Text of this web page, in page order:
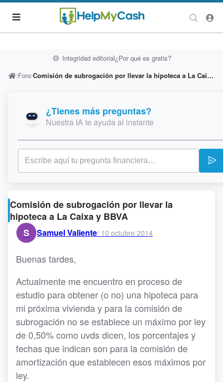
Integridad editorial¿Por qué es gratis?
Foro
Comisión de subrogación por llevar la hipoteca a La Caixa y BBVA
¿Tienes más preguntas?
Nuestra IA te ayuda al instante
Comisión de subrogación por llevar la
hipoteca a La Caixa y BBVA
S
Samuel Valiente/ 10 octubre 2014
Buenas tardes,
Actualmente me encuentro en proceso de
estudio para obtener (o no) una hipoteca para
mi próxima vivienda y para la comisión de
subrogación no se establece un máximo por ley
de 0,50% como uvds dicen, los porcentajes y
fechas que indican son para la comisión de
amortización que establecen esos máximos por
ley.